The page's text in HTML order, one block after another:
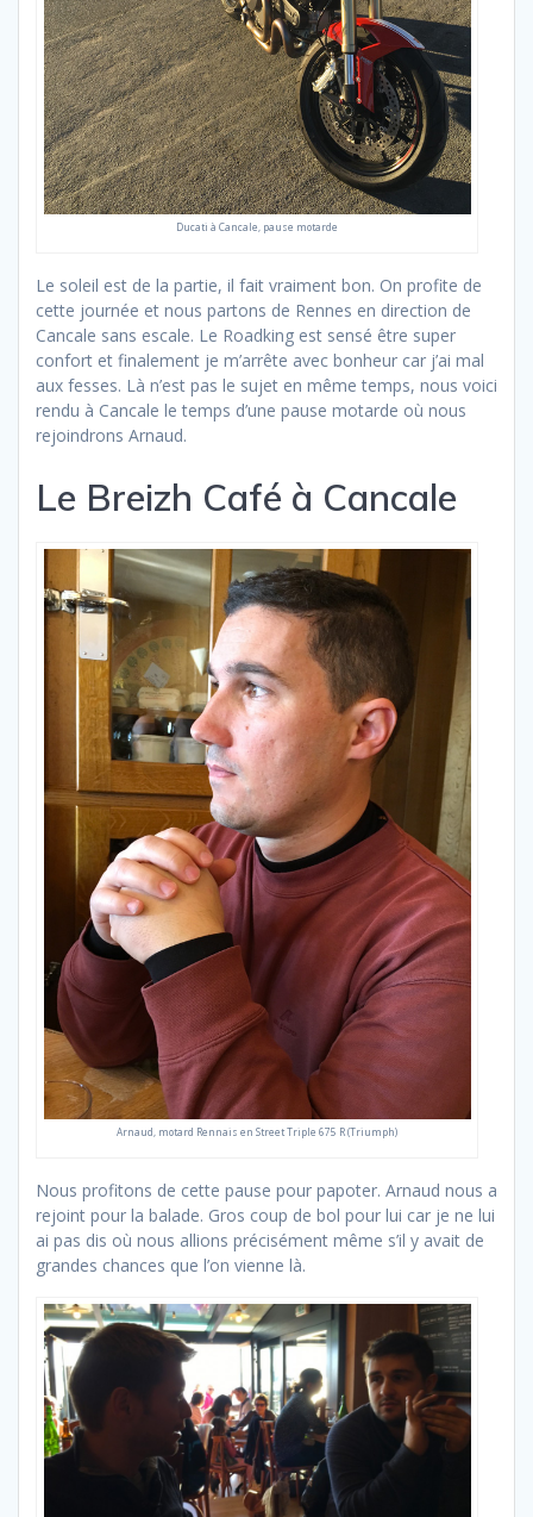
Ducati à Cancale, pause motarde
Le soleil est de la partie, il fait vraiment bon. On profite de
cette journée et nous partons de Rennes en direction de
Cancale sans escale. Le Roadking est sensé être super
confort et finalement je m’arrête avec bonheur car j’ai mal
aux fesses. Là n’est pas le sujet en même temps, nous voici
rendu à Cancale le temps d’une pause motarde où nous
rejoindrons Arnaud.
Le Breizh Café à Cancale
Arnaud, motard Rennais en Street Triple 675 R (Triumph)
Nous profitons de cette pause pour papoter. Arnaud nous a
rejoint pour la balade. Gros coup de bol pour lui car je ne lui
ai pas dis où nous allions précisément même s’il y avait de
grandes chances que l’on vienne là.